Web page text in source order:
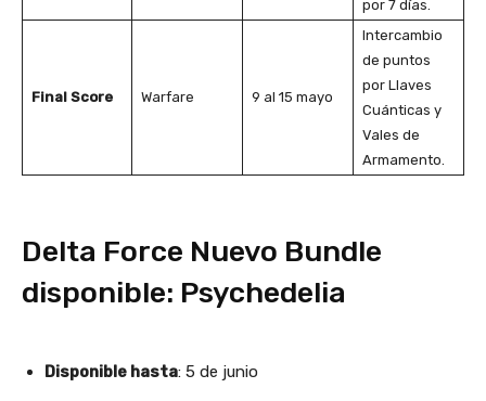
por 7 días.
Final Score Warfare 9 al 15 mayo
Intercambio
de puntos
por Llaves
Cuánticas y
Vales de
Armamento.
Delta Force Nuevo Bundle
disponible: Psychedelia
Disponible hasta: 5 de junio